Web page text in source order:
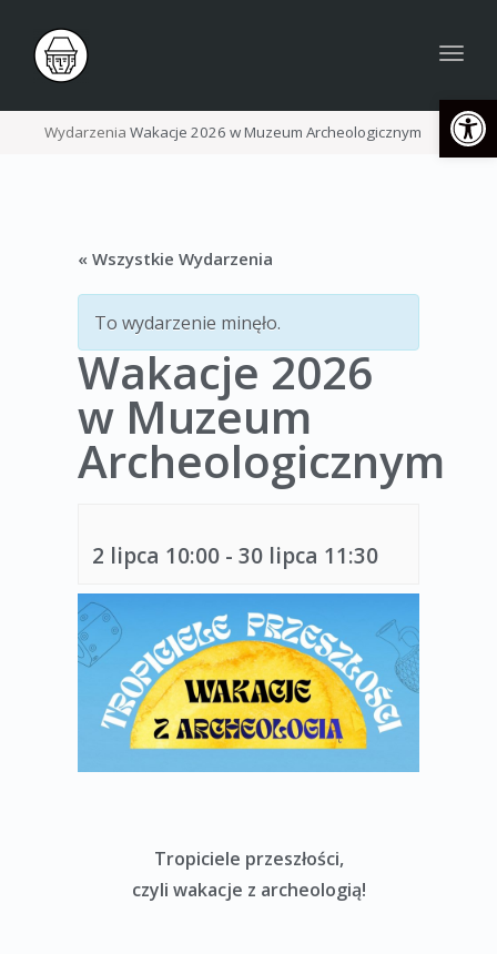
Wydarzenia Wakacje 2026 w Muzeum Archeologicznym
« Wszystkie Wydarzenia
To wydarzenie minęło.
Wakacje 2026
w Muzeum
Archeologicznym
2 lipca 10:00 - 30 lipca 11:30
Tropiciele przeszłości,
czyli wakacje z archeologią!